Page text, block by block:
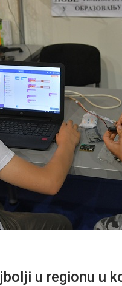
u regionu u